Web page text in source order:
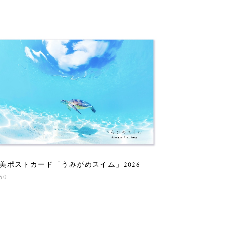
ポストカード「うみがめスイム」2026